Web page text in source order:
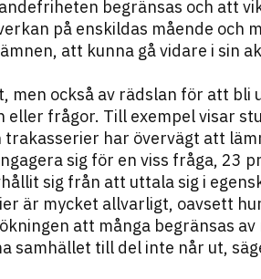
begränsas och att
på enskildas mående och
att kunna gå vidare i sin
men också av rädslan för att bli
eller frågor. Till exempel visar
har övervägt att
sig för en viss fråga, 23
sig från att uttala sig i
är mycket allvarligt, oavsett
att många begränsas
samhället till del inte når ut,